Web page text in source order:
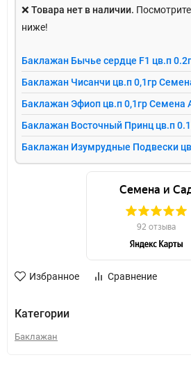
❌ Товара нет в наличии.
ниже!
Баклажан Бычье сердце F1 цв.п
Баклажан Чисанчи цв.п 0,1гр
Баклажан Эфиоп цв.п 0,1гр Семена
Баклажан Восточный Принц цв.п
Баклажан Изумрудные Подвески
Избранное Сравнение
Категории
Баклажан